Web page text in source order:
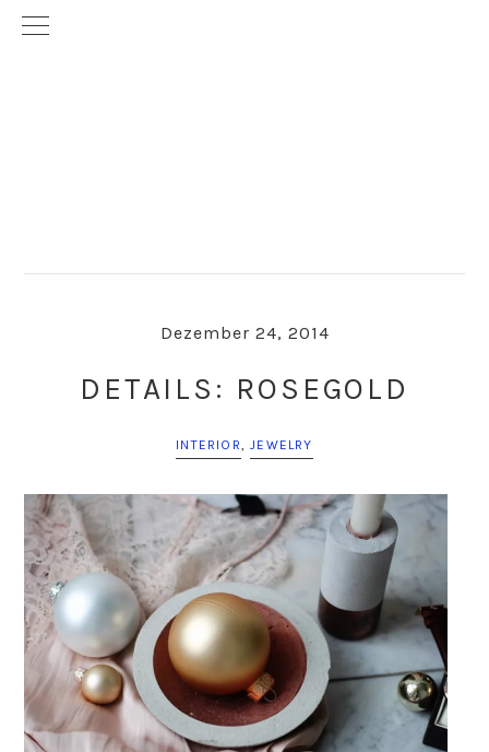
Dezember 24, 2014
DETAILS: ROSEGOLD
INTERIOR,JEWELRY